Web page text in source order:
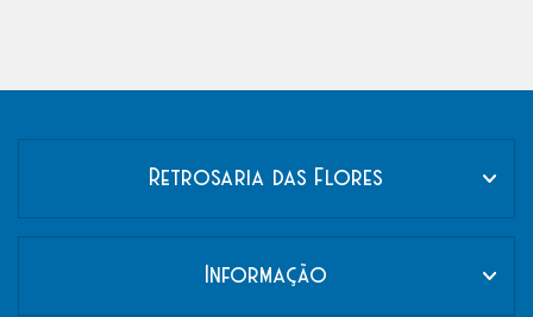
Retrosaria das Flores
Informação